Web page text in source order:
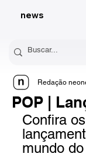
news
POP |
Redação
Confira
mundo